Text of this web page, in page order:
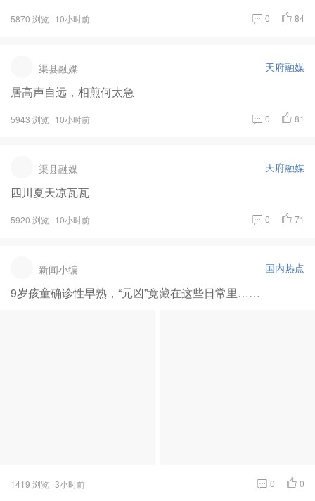
5870 浏览 10小时前 0 84
渠县融媒 天府融媒
居高声自远，相煎何太急
5943 浏览 10小时前 0 81
渠县融媒 天府融媒
四川夏天凉瓦瓦
5920 浏览 10小时前 0 71
新闻小编 国内热点
9岁孩童确诊性早熟，“元凶”竟藏在这些日常里……
1419 浏览 3小时前 0 0